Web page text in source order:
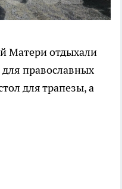
Матери отдыхали
православных
для трапезы, а